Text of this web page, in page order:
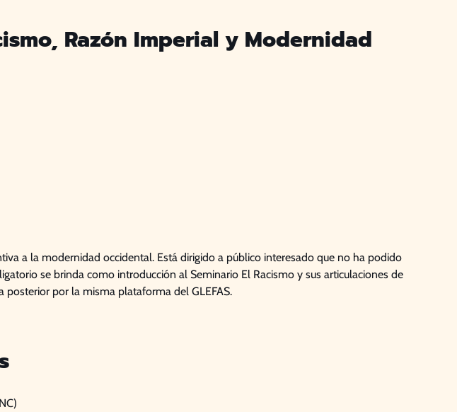
Razón Imperial y Modernidad
a la modernidad occidental. Está dirigido a público interesado que no ha podido
se brinda como introducción al Seminario El Racismo y sus articulaciones de
por la misma plataforma del GLEFAS.